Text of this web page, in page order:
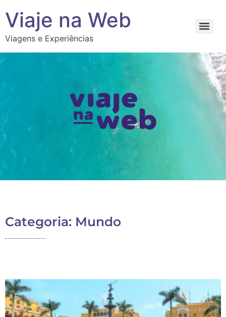
Viaje na Web
Viagens e Experiências
Categoria: Mundo